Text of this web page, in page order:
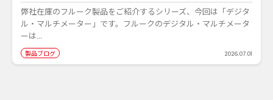
弊社在庫のフルーク製品をご紹介するシリーズ、今回は「デジタ
ル・マルチメーター」です。フルークのデジタル・マルチメータ
ーは...
製品ブログ 2026.07.01